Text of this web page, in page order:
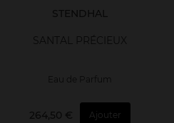
STENDHAL
SANTAL PRÉCIEUX
Eau de Parfum
264,50 € Ajouter